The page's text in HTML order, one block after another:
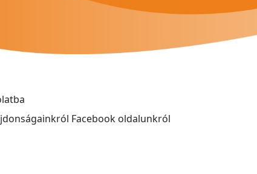
Facebook oldalunkról